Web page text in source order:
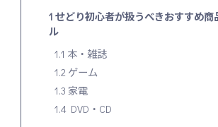
1 せどり初心者が扱うべきおすすめ商
ル
1.1 本・雑誌
1.2 ゲーム
1.3 家電
1.4 DVD・CD